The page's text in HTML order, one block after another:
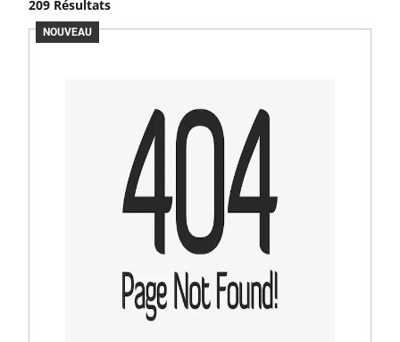
209 Résultats
NOUVEAU